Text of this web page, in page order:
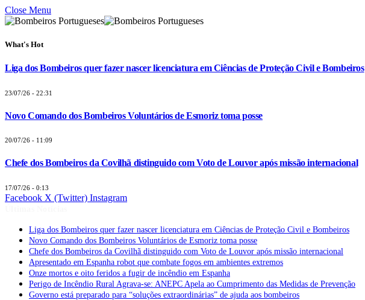
Close Menu
What's Hot
Liga dos Bombeiros quer fazer nascer licenciatura em Ciências de Proteção Civil e Bombeiros
23/07/26 - 22:31
Novo Comando dos Bombeiros Voluntários de Esmoriz toma posse
20/07/26 - 11:09
Chefe dos Bombeiros da Covilhã distinguido com Voto de Louvor após missão internacional
17/07/26 - 0:13
Facebook X (Twitter) Instagram
Liga dos Bombeiros quer fazer nascer licenciatura em Ciências de Proteção Civil e Bombeiros
Novo Comando dos Bombeiros Voluntários de Esmoriz toma posse
Chefe dos Bombeiros da Covilhã distinguido com Voto de Louvor após missão internacional
Apresentado em Espanha robot que combate fogos em ambientes extremos
Onze mortos e oito feridos a fugir de incêndio em Espanha
Perigo de Incêndio Rural Agrava-se: ANEPC Apela ao Cumprimento das Medidas de Prevenção
Governo está preparado para “soluções extraordinárias” de ajuda aos bombeiros